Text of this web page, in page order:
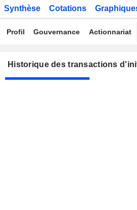
Synthèse Cotations
Profil Gouvernance Actionnariat
Historique des transactions